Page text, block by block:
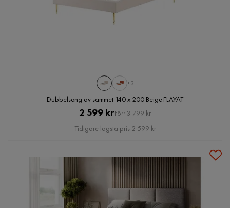
+3
Dubbelsäng av sammet 140 x 200 Beige FLAYAT
Pris
2 599 krOriginal
Pris
Förr 3 799 kr
Tidigare lägsta pris 2 599 kr